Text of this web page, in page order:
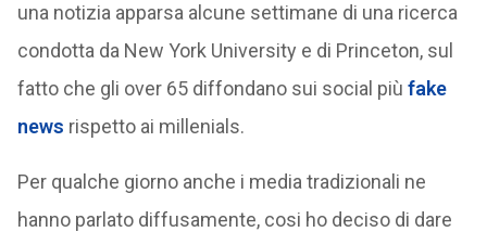
una notizia apparsa alcune settimane di una ricerca
condotta da New York University e di Princeton, sul
fatto che gli over 65 diffondano sui social più fake
news rispetto ai millenials.
Per qualche giorno anche i media tradizionali ne
hanno parlato diffusamente, cosi ho deciso di dare